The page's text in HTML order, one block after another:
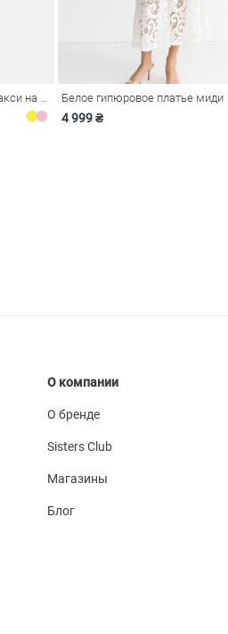
Белое гипюровое платье миди
4 999 ₴
О компании
О бренде
Sisters Club
Магазины
Блог